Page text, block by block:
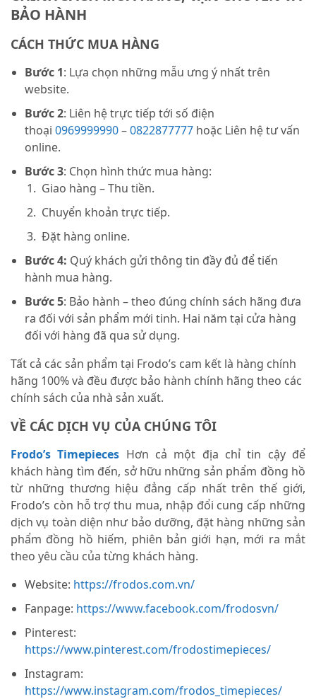
BẢO HÀNH
CÁCH THỨC MUA HÀNG
Bước 1: Lựa chọn những mẫu ưng ý nhất trên
website.
Bước 2: Liên hệ trực tiếp tới số điện
thoại 0969999990–0822877777 hoặc Liên hệ tư vấn
online.
Bước 3: Chọn hình thức mua hàng:
Giao hàng – Thu tiền.
Chuyển khoản trực tiếp.
Đặt hàng online.
Bước 4: Quý khách gửi thông tin đầy đủ để tiến
hành mua hàng.
Bước 5: Bảo hành – theo đúng chính sách hãng đưa
ra đối với sản phẩm mới tinh. Hai năm tại cửa hàng
đối với hàng đã qua sử dụng.
Tất cả các sản phẩm tại Frodo’s cam kết là hàng chính
hãng 100% và đều được bảo hành chính hãng theo các
chính sách của nhà sản xuất.
VỀ CÁC DỊCH VỤ CỦA CHÚNG TÔI
Frodo’s Timepieces Hơn cả một địa chỉ tin cậy để
khách hàng tìm đến, sở hữu những sản phẩm đồng hồ
từ những thương hiệu đẳng cấp nhất trên thế giới,
Frodo’s còn hỗ trợ thu mua, nhập đổi cung cấp những
dịch vụ toàn diện như bảo dưỡng, đặt hàng những sản
phẩm đồng hồ hiếm, phiên bản giới hạn, mới ra mắt
theo yêu cầu của từng khách hàng.
Website: https://frodos.com.vn/
Fanpage: https://www.facebook.com/frodosvn/
Pinterest:
https://www.pinterest.com/frodostimepieces/
Instagram:
https://www.instagram.com/frodos_timepieces/